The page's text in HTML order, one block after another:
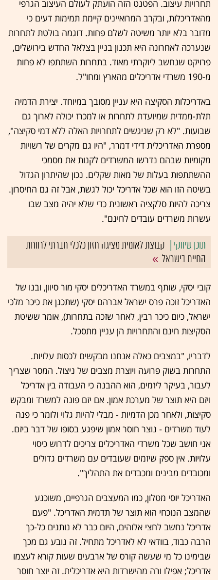
תחרויות עיצוב. הפטנט הזה הועתק לעולם העיצוב הגרפי
מהאדריכלות, ובקרב המרואיינים קיימת תמימות דעים כי
מדובר בלא יותר משיטה לשלם פחות. דוגמה בולטת לתחרות
שנערכה לאחרונה היא תכנון בניין בצלאל החדש בירושלים,
פרויקט שנחשב ליוקרתי מאוד. בתחרות השתתפו לא פחות
מ-190 משרדי אדריכלים מהארץ ומחו"ל.
באדריכלות הסקיצה היא עניין מסובך במיוחד. יצירת הדמיה
תלת-ממדית שמיועדת לתחרות או למכרז יכולה לארוך גם
שבועות. "לא רק שניגשים לתחרויות האלה ללא דמי סקיצה",
מספרת האדריכלית דידי דמרר, "היו גם מקרים של רשויות
מקומיות שבהם נדרשו המשרדים לקנות את מסמכי
ההשתתפות בעלות של מאות שקלים. נכון שהיתרון הגדול
בשיטה הזו הוא שכל אדריכל יכול לגשת, אבל זה גם החיסרון.
צריכה להיות סלקציה ראשונית כדי שלא יהיה מצב שבו
עשרות משרדים עובדים לחינם".
קבוצת לאומית מציגה חזון כלכלי חברתי לרווחת
החיים בישראל
קובי יסקי, שותף במשרד האדריכלים יסקי מור סיוון, ובנו של
האדריכל זוכה פרס ישראל אברהם יסקי (שתכנן את כיכר מלכי
ישראל, כיום כיכר רבין, לאחר שזכה בתחרות), אומר ששיטת
הסקיצות חינם והתחרויות הן עניין מתסכל.
לדבריו, "במצבים כאלה אנחנו מבקשים לכסות עלויות.
התחרות בשוק פרועה ויוצרת מצבים של ניצול. המסר שצריך
לעבור, בעיקר ליזמים, הוא ההבנה כי העבודה בין אדריכל
ויזם היא תוצר של מערכת אמון. אם יזם פונה למשרד ומבקש
סקיצות, ולאחר מכן הדמיות - מבלי להיות גלוי ולומר כי פנה
לעוד משרדים - נוצר חוסר אמון שיפגע בסופו של דבר ביזם.
אני חושב שכל משרדי האדריכלים צריכים לדרוש כיסוי
עלויות. אין ספק שיזמים שעובדים עם משרדים גדולים
ומכובדים מבינים ומכבדים את התהליך".
האדריכל יוסי מטלון, כמו המעצבים הגרפיים, משוכנע
שהמצב הנוכחי הוא תוצר של תדמית האדריכל. "פעם
אדריכל נחשב לחצי אלוהים, היום כבר לא נותנים כל-כך
הרבה כבוד, בוודאי לא לאדריכל מתחיל. זה נובע גם מכך
שבימינו כל מי שעשה קורס של ארבעים שעות קורא לעצמו
אדריכל; אפילו ורה מהישרדות היא אדריכלית. זה יוצר חוסר